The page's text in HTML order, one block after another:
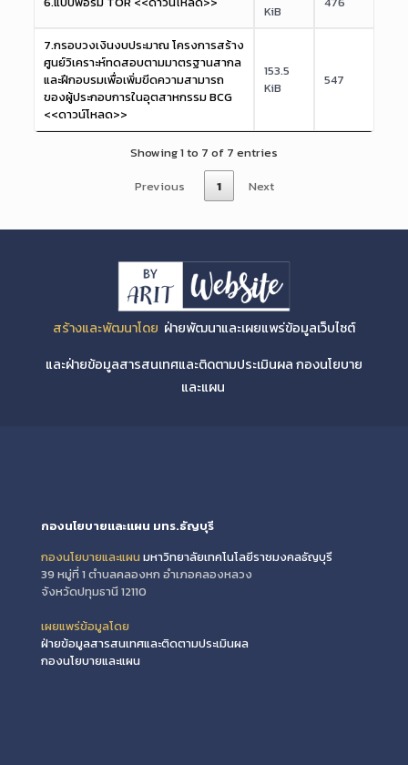
KiB
7.กรอบวงเงินงบประมาณ โครงการสร้าง
ศูนย์วิเคราะห์ทดสอบตามมาตรฐานสากล
และฝึกอบรมเพื่อเพิ่มขีดความสามารถ
ของผู้ประกอบการในอุตสาหกรรม BCG
<<ดาวน์โหลด>>
153.5
KiB
547
Showing 1 to 7 of 7 entries
Previous
1 Next
สร้างและพัฒนาโดย ฝ่ายพัฒนาและเผยแพร่ข้อมูลเว็บไซต์
และฝ่ายข้อมูลสารสนเทศและติดตามประเมินผล กองนโยบาย
และแผน
กองนโยบายและแผน มทร.ธัญบุรี
กองนโยบายและแผน มหาวิทยาลัยเทคโนโลยีราชมงคลธัญบุรี
39 หมู่ที่ 1 ตำบลคลองหก อำเภอคลองหลวง
จังหวัดปทุมธานี 12110
เผยแพร่ข้อมูลโดย
ฝ่ายข้อมูลสารสนเทศและติดตามประเมินผล
กองนโยบายและแผน